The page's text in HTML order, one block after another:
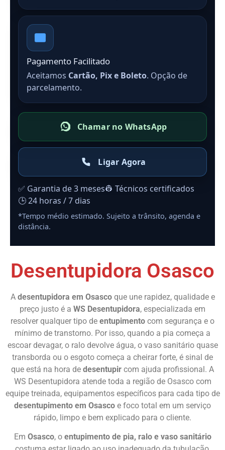
Pagamento Facilitado
Aceitamos Cartão, Pix e Boleto. Opção de
parcelamento.
Chamar no WhatsApp
Ligar Agora
✅ Garantia de 3 meses👷 Técnicos certificados
🕒 24 horas / 7 dias
*Tempo médio estimado. Sujeito a trânsito, agenda e
distância.
Desentupidora Osasco
A desentupidora em Osascoque une rapidez, qualidade e
preço justo é a WS Desentupidora, especializada em
resolver qualquer tipo de entupimento com segurança e o
mínimo de transtorno. Por isso, quando a pia começa a
escoar devagar, o ralo devolve água, o vaso sanitário quase
transborda ou o esgoto começa a cheirar forte, é sinal de
que está na hora de desentupir com ajuda profissional. A
WS Desentupidora atende toda a região de Osasco com
equipe treinada, equipamentos específicos para cada tipo de
desentupimento em Osasco e foco total em um serviço
rápido, limpo e bem explicado para o cliente.
Em Osasco, o entupimento de pia, ralo e vaso sanitário